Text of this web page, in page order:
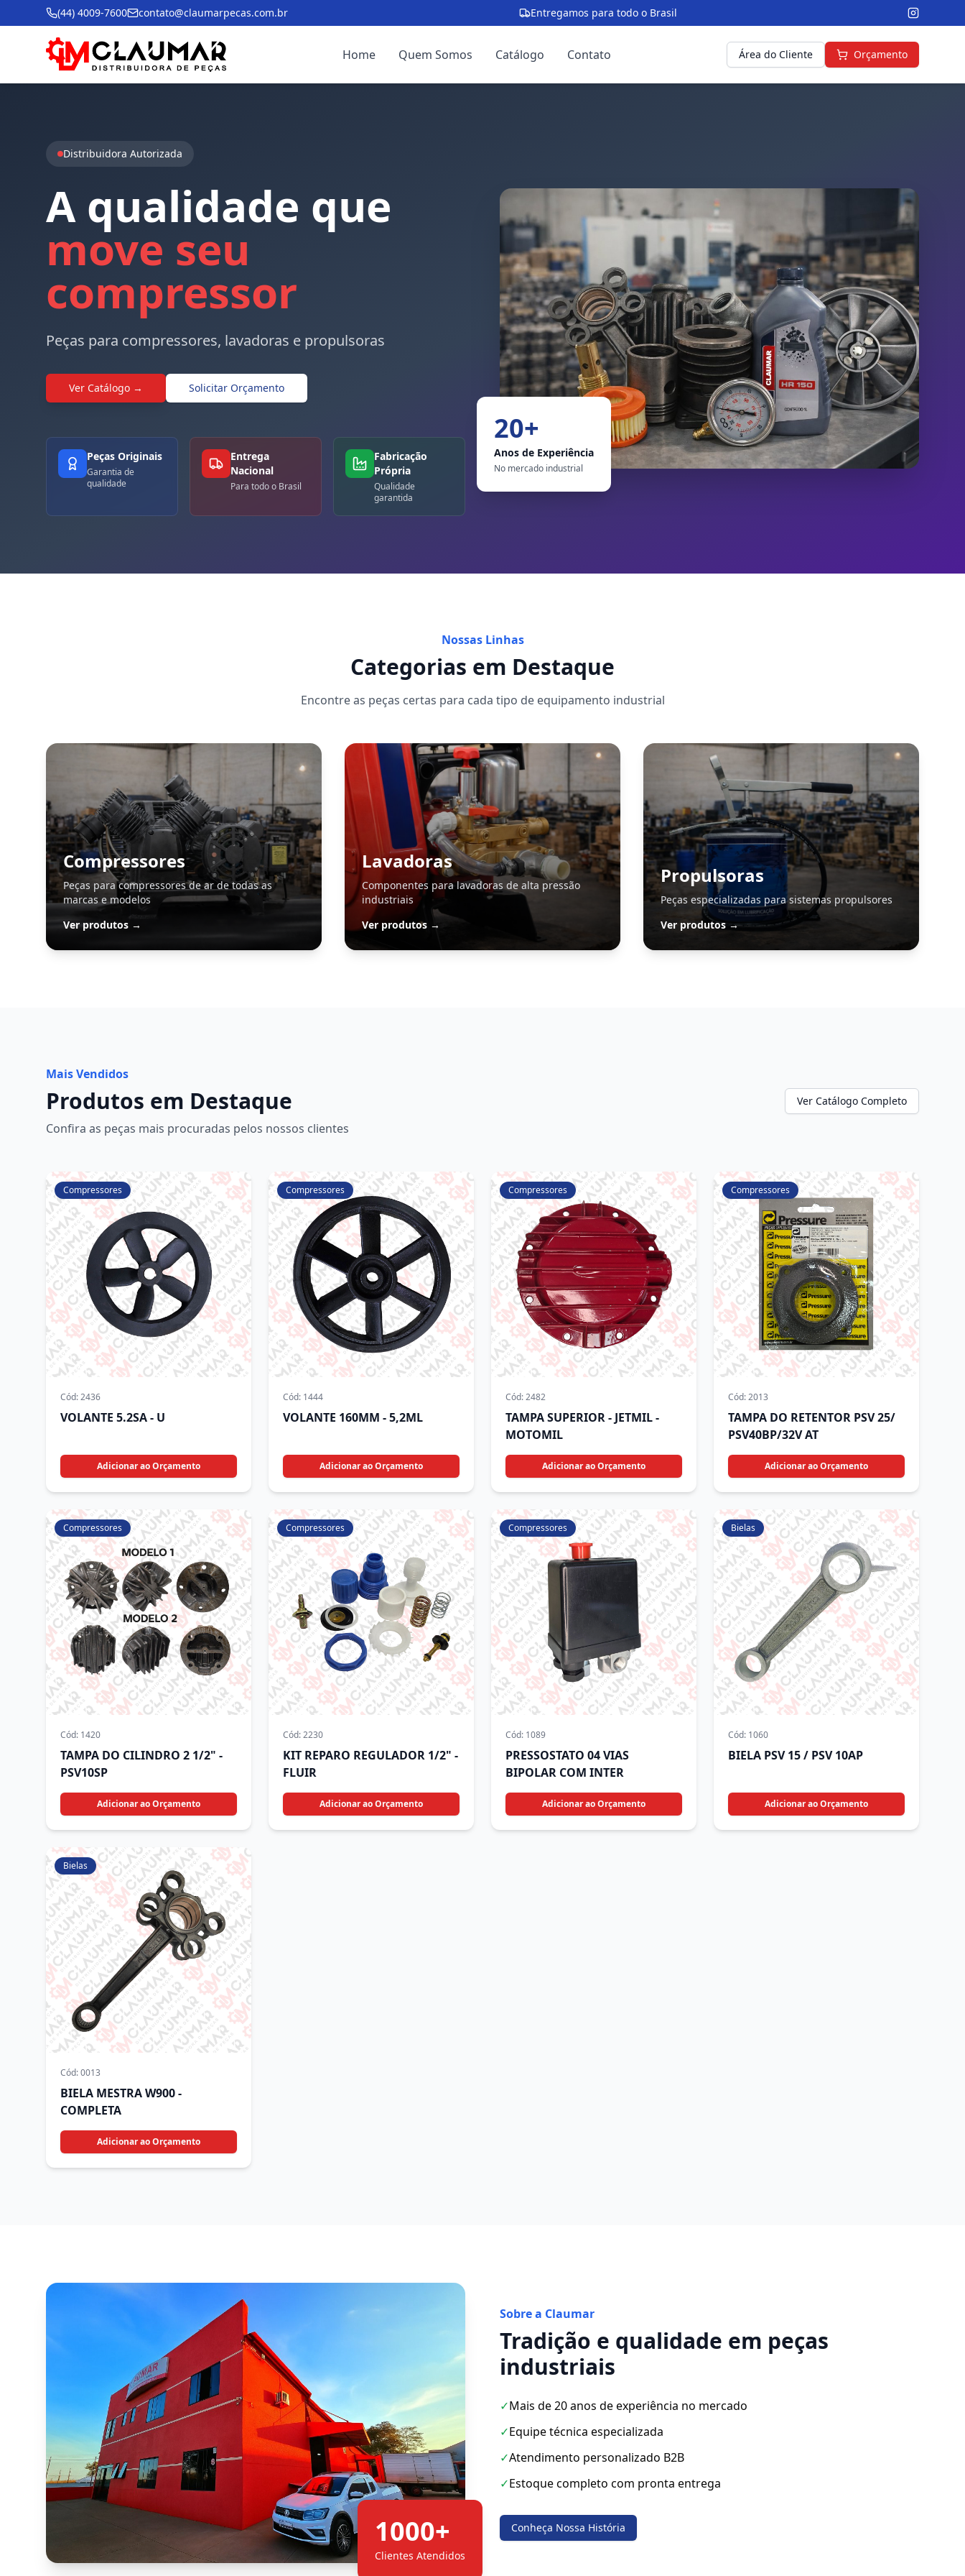
(44) 4009-7600 contato@claumarpecas.com.br Entregamos para todo o Brasil
Home Quem Somos Catálogo Contato Área do Cliente Orçamento
Distribuidora Autorizada
A qualidade que
move seu
compressor
Peças para compressores, lavadoras e propulsoras
Ver Catálogo → Solicitar Orçamento
Peças Originais
Garantia de
qualidade
Entrega
Nacional
Para todo o Brasil
Fabricação
Própria
Qualidade
garantida
20+
Anos de Experiência
No mercado industrial
Nossas Linhas
Categorias em Destaque
Encontre as peças certas para cada tipo de equipamento industrial
Compressores
Peças para compressores de ar de todas as
marcas e modelos
Ver produtos →
Lavadoras
Componentes para lavadoras de alta pressão
industriais
Ver produtos →
Propulsoras
Peças especializadas para sistemas propulsores
Ver produtos →
Mais Vendidos
Produtos em Destaque
Confira as peças mais procuradas pelos nossos clientes
Ver Catálogo Completo
Compressores
Cód:2436
VOLANTE 5.2SA - U
Adicionar ao Orçamento
Compressores
Cód: 1444
VOLANTE 160MM - 5,2ML
Adicionar ao Orçamento
Compressores
Cód:2482
TAMPA SUPERIOR - JETMIL -
MOTOMIL
Adicionar ao Orçamento
Compressores
Cód:2013
TAMPA DO RETENTOR PSV 25/
PSV40BP/32V AT
Adicionar ao Orçamento
Compressores
Cód: 1420
TAMPA DO CILINDRO 2 1/2" -
PSV10SP
Adicionar ao Orçamento
Compressores
Cód:2230
KIT REPARO REGULADOR 1/2" -
FLUIR
Adicionar ao Orçamento
Compressores
Cód: 1089
PRESSOSTATO 04 VIAS
BIPOLAR COM INTER
Adicionar ao Orçamento
Bielas
Cód: 1060
BIELA PSV 15 / PSV 10AP
Adicionar ao Orçamento
Bielas
Cód:0013
BIELA MESTRA W900 -
COMPLETA
Adicionar ao Orçamento
1000+
Clientes Atendidos
Sobre a Claumar
Tradição e qualidade em peças
industriais
✓Mais de 20 anos de experiência no mercado
✓Equipe técnica especializada
✓Atendimento personalizado B2B
✓Estoque completo com pronta entrega
Conheça Nossa História